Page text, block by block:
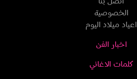
اتصل بنا
الخصوصية
اعياد ميلاد اليوم
اخبار الفن
كلمات الاغاني